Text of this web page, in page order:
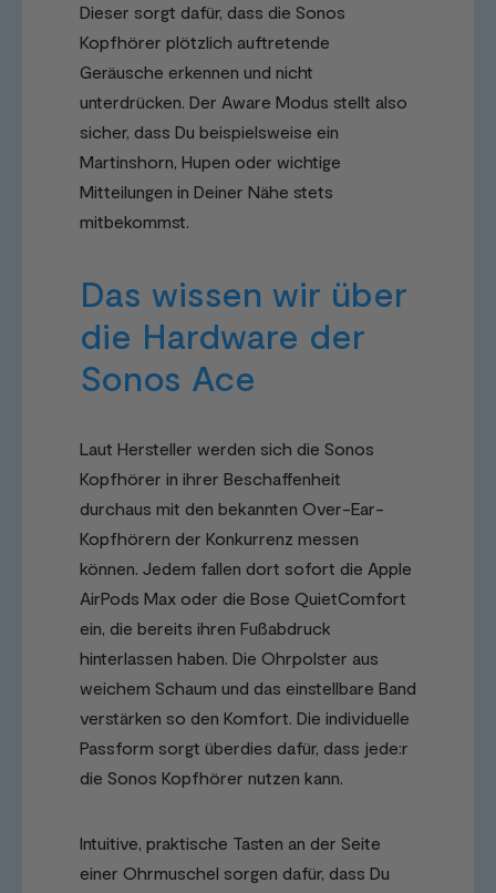
Dieser sorgt dafür, dass die Sonos
Kopfhörer plötzlich auftretende
Geräusche erkennen und nicht
unterdrücken. Der Aware Modus stellt also
sicher, dass Du beispielsweise ein
Martinshorn, Hupen oder wichtige
Mitteilungen in Deiner Nähe stets
mitbekommst.
Das wissen wir über
die Hardware der
Sonos Ace
Laut Hersteller werden sich die Sonos
Kopfhörer in ihrer Beschaffenheit
durchaus mit den bekannten Over-Ear-
Kopfhörern der Konkurrenz messen
können. Jedem fallen dort sofort die Apple
AirPods Max oder die Bose QuietComfort
ein, die bereits ihren Fußabdruck
hinterlassen haben. Die Ohrpolster aus
weichem Schaum und das einstellbare Band
verstärken so den Komfort. Die individuelle
Passform sorgt überdies dafür, dass jede:r
die Sonos Kopfhörer nutzen kann.
Intuitive, praktische Tasten an der Seite
einer Ohrmuschel sorgen dafür, dass Du